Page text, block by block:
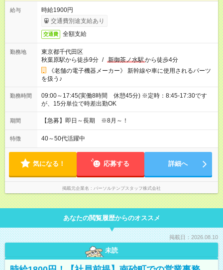
給与
時給1900円
交通費別途支給あり
交通費 全額支給
勤務地
東京都千代田区
秋葉原駅から徒歩9分 / 新御茶ノ水駅から徒歩4分
《老舗の電子機器メーカー》 新幹線や車に使用されるパーツ
を扱う♪
勤務時間
09:00～17:45(実働8時間 休憩45分) ※定時：8:45-17:30です
が、15分単位で時差出勤OK
期間 【急募】即日～長期 ※8月～！
特徴 40～50代活躍中
気になる！ 応募する 詳細へ
掲載元企業名 パーソルテンプスタッフ株式会社
あなたの閲覧履歴からのオススメ
掲載日：2026.08.10
未読